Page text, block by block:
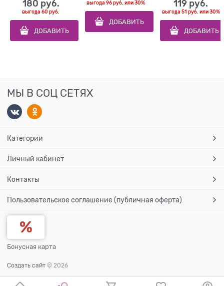
180 руб.
выгода60 руб.
ДОБАВИТЬ
выгода96 руб. или30%
ДОБАВИТЬ
119 руб.
выгода 51 руб. или30%
ДОБАВИТЬ
МЫ В СОЦ СЕТЯХ
Категории
Личный кабинет
Контакты
Пользовательское соглашение (публичная оферта)
Бонусная карта
Создать сайт © 2026